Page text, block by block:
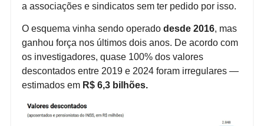
a associações e sindicatos sem ter pedido por isso.
O esquema vinha sendo operado desde 2016, mas
ganhou força nos últimos dois anos. De acordo com
os investigadores, quase 100% dos valores
descontados entre 2019 e 2024 foram irregulares —
estimados em R$ 6,3 bilhões.